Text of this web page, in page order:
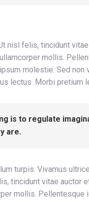
nisl felis, tincidunt
mollis.
molestie. Sed
lectus. Morbi pretium
is to regulate
are.
turpis. Vivamus
tincidunt vitae auctor
mollis. Pellentesque